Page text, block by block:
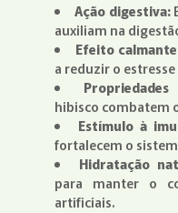
Ação digestiva:
auxiliam na
Efeito
a reduzir o
hibisco combatem
Estímulo à
fortalecem o
Hidratação
para manter o
artificiais.